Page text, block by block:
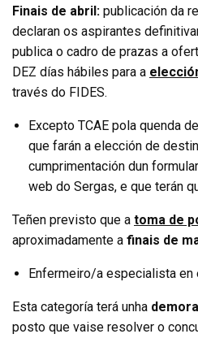
Finais de abril: publicación da
declaran os aspirantes
publica o cadro de prazas a
DEZ días hábiles para a
través do FIDES.
Excepto TCAE pola quenda
que farán a elección de
cumprimentación dun
web do Sergas, e que terán
Teñen previsto que a toma de
aproximadamente a finais de
Enfermeiro/a especialista en
Esta categoría terá unha
posto que vaise resolver o